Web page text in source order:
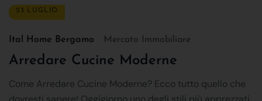
23 LUGLIO
Ital Home Bergamo Mercato Immobiliare
Arredare Cucine Moderne
Come Arredare Cucine Moderne? Ecco tutto quello che